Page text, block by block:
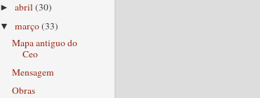
►abril(30)
▼março(33)
Mapa antiguo do
Ceo
Mensagem
Obras